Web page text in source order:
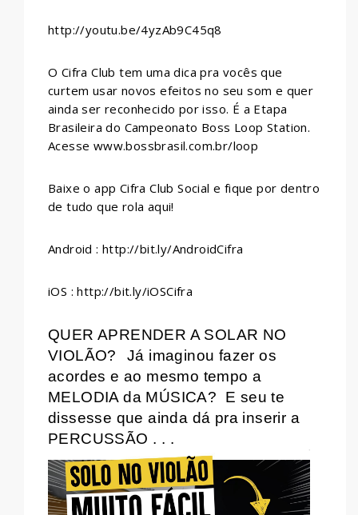
http://youtu.be/4yzAb9C45q8
O Cifra Club tem uma dica pra vocês que
curtem usar novos efeitos no seu som e quer
ainda ser reconhecido por isso. É a Etapa
Brasileira do Campeonato Boss Loop Station.
Acesse www.bossbrasil.com.br/loop
Baixe o app Cifra Club Social e fique por dentro
de tudo que rola aqui!
Android : http://bit.ly/AndroidCifra
iOS : http://bit.ly/iOSCifra
QUER APRENDER A SOLAR NO
VIOLÃO?
Já imaginou fazer os
acordes e ao mesmo tempo a
MELODIA da MÚSICA? E seu te
dissesse que ainda dá pra inserir a
PERCUSSÃO . . .